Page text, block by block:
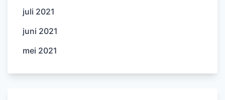
juli 2021
juni 2021
mei 2021